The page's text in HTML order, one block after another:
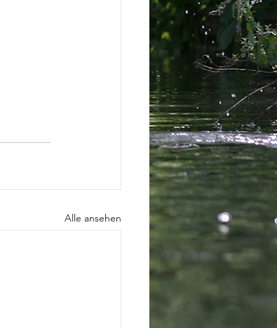
Alle ansehen